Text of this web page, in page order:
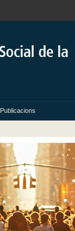
Publicacions